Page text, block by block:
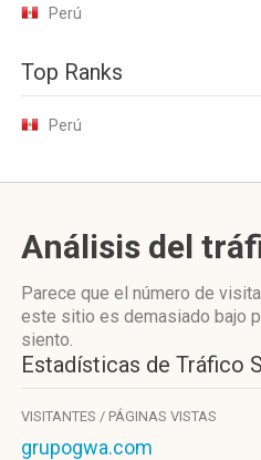
Perú
Top Ranks
Perú
Análisis del
Parece que el número de
este sitio es demasiado bajo
siento.
Estadísticas de Tráfico
VISITANTES / PÁGINAS VISTAS
grupogwa.com